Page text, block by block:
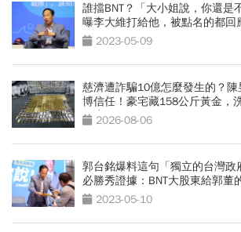
誰擋BNT？「大小姐說，你還
曝李大維打給他，被點名的都回
2023-05-09
慈濟遭詐騙10億怎麼發生的？
博信任！豪宅藏158公斤黃金，
回應了
2026-08-06
郭台銘爆料這句「獨立的台灣政
必勝秀證據：BNT大股東給郭董
2023-05-10